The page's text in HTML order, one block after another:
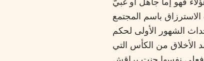
فهو إما جاهل أو غبيّ
باسم المجتمع
الشهور الأولى لحكم
من الكأس التي